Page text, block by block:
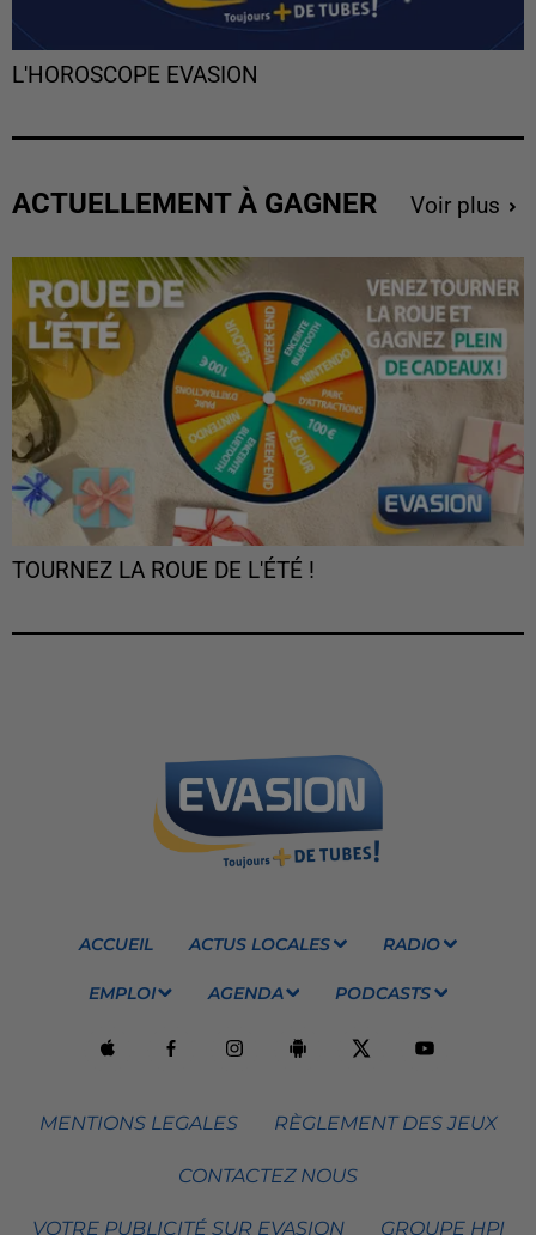
L'HOROSCOPE EVASION
ACTUELLEMENT À GAGNER Voir plus
TOURNEZ LA ROUE DE L'ÉTÉ !
ACCUEIL ACTUS LOCALES RADIO
EMPLOI AGENDA PODCASTS
MENTIONS LEGALES RÈGLEMENT DES JEUX
CONTACTEZ NOUS
VOTRE PUBLICITÉ SUR EVASION GROUPE HPI